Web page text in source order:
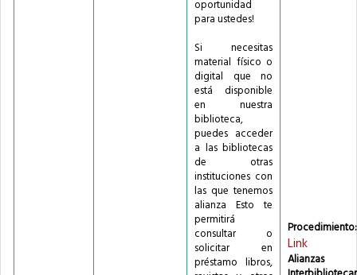
oportunidad
para ustedes!
Si necesitas
material físico o
digital que no
está disponible
en nuestra
biblioteca,
puedes acceder
a las bibliotecas
de otras
instituciones con
las que tenemos
alianza Esto te
permitirá
consultar o
solicitar en
préstamo libros,
Procedimiento:
Link
Alianzas